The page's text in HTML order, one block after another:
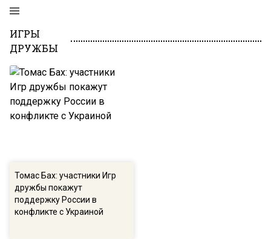
ИГРЫ
ДРУЖБЫ
Томас Бах: участники Игр
дружбы покажут
поддержку России в
конфликте с Украиной